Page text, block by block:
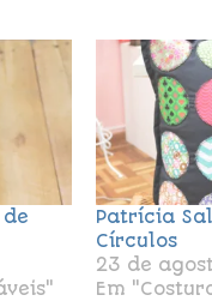
Patrícia
Círculos
23 de
Em